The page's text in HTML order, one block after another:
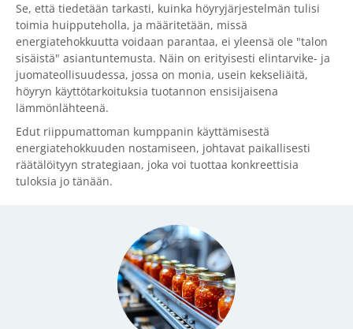
Se, että tiedetään tarkasti, kuinka höyryjärjestelmän tulisi
toimia huipputeholla, ja määritetään, missä
energiatehokkuutta voidaan parantaa, ei yleensä ole "talon
sisäistä" asiantuntemusta. Näin on erityisesti elintarvike- ja
juomateollisuudessa, jossa on monia, usein kekseliäitä,
höyryn käyttötarkoituksia tuotannon ensisijaisena
lämmönlähteenä.
Edut riippumattoman kumppanin käyttämisestä
energiatehokkuuden nostamiseen, johtavat paikallisesti
räätälöityyn strategiaan, joka voi tuottaa konkreettisia
tuloksia jo tänään.